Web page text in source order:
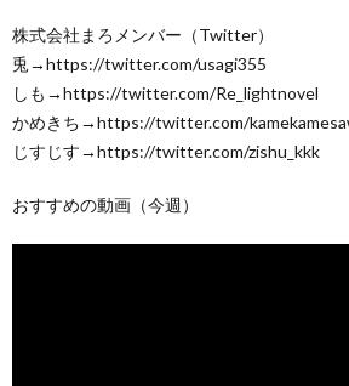
株式会社まろメンバー（Twitter）
兎→https://twitter.com/usagi355
しも→https://twitter.com/Re_lightnovel
かめきち→https://twitter.com/
じすじす→https://twitter.com/zishu_kkk
おすすめの動画（今週）